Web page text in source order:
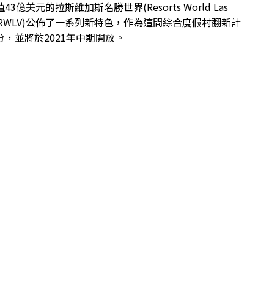
43億美元的拉斯維加斯名勝世界(Resorts World Las
公佈了一系列新特色，作為這間綜合度假村翻新計
，並將於2021年中期開放。